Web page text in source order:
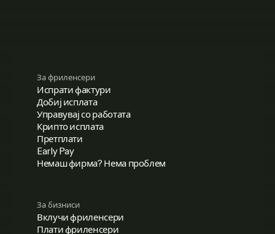
За фриленсери
Испрати фактури
Добиј исплата
Управувај со работата
Крипто исплата
Претплати
Early Pay
Немаш фирма? Нема проблем
За бизниси
Вклучи фриленсери
Плати фриленсери